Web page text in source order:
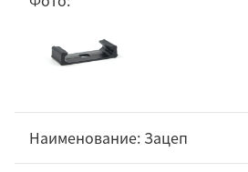
Зацеп